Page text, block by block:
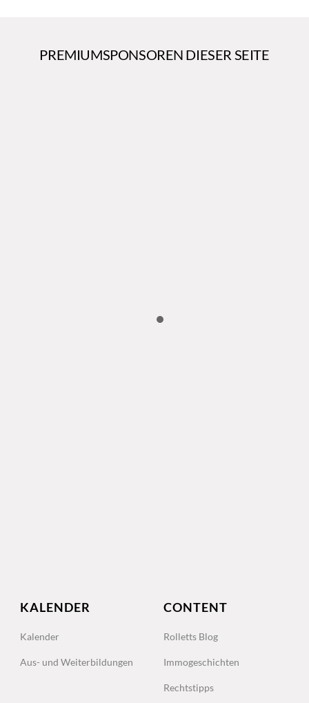
PREMIUMSPONSOREN DIESER SEITE
KALENDER
Kalender
Aus- und Weiterbildungen
CONTENT
Rolletts Blog
Immogeschichten
Rechtstipps